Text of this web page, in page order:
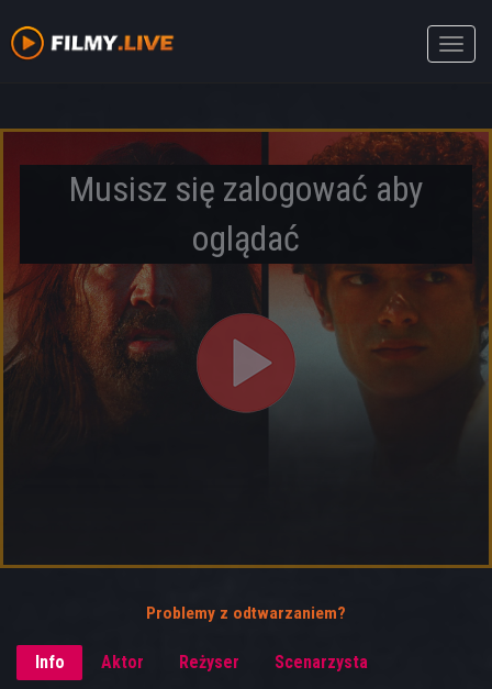
Toggle
Musisz się zalogować aby
oglądać
Problemy z odtwarzaniem?
Info Aktor Reżyser Scenarzysta